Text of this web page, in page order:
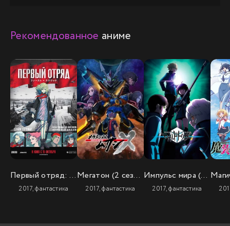
Рекомендованное аниме
Первый отряд: Момент истины
2017, фантастика
Мегатон (2 сезон)
2017, фантастика
Импульс мира (3 сезон)
2017, фантастика